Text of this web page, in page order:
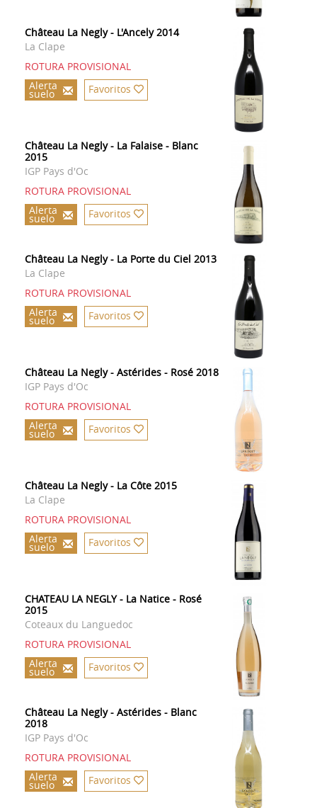
Château La Negly - L'Ancely 2014
La Clape
ROTURA PROVISIONAL
Alerta
suelo Favoritos
Château La Negly - La Falaise - Blanc
2015
IGP Pays d'Oc
ROTURA PROVISIONAL
Alerta
suelo Favoritos
Château La Negly - La Porte du Ciel 2013
La Clape
ROTURA PROVISIONAL
Alerta
suelo Favoritos
Château La Negly - Astérides - Rosé 2018
IGP Pays d'Oc
ROTURA PROVISIONAL
Alerta
suelo Favoritos
Château La Negly - La Côte 2015
La Clape
ROTURA PROVISIONAL
Alerta
suelo Favoritos
CHATEAU LA NEGLY - La Natice - Rosé
2015
Coteaux du Languedoc
ROTURA PROVISIONAL
Alerta
suelo Favoritos
Château La Negly - Astérides - Blanc
2018
IGP Pays d'Oc
ROTURA PROVISIONAL
Alerta
suelo Favoritos